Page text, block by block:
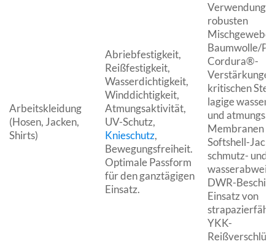
Arbeitskleidung
(Hosen, Jacken,
Shirts)
Abriebfestigkeit,
Reißfestigkeit,
Wasserdichtigkeit,
Winddichtigkeit,
Atmungsaktivität,
UV-Schutz,
Knieschutz,
Bewegungsfreiheit.
Optimale Passform
für den ganztägigen
Einsatz.
Verwendung
robusten
Baumwolle/
Cordura®-
kritischen
lagige
und
Membranen
Softshell-
schmutz- und
DWR-
Einsatz von
YKK-